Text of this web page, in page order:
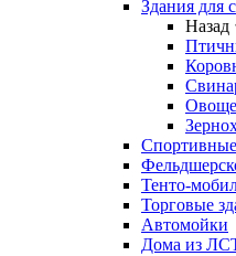
Здания для
Назад
Тенто-
Торговые
Автомойки
Дома из